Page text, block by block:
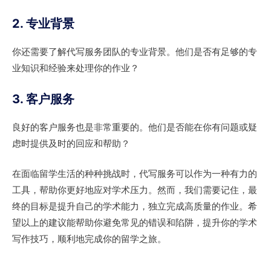
2. 专业背景
你还需要了解代写服务团队的专业背景。他们是否有足够的专
业知识和经验来处理你的作业？
3. 客户服务
良好的客户服务也是非常重要的。他们是否能在你有问题或疑
虑时提供及时的回应和帮助？
在面临留学生活的种种挑战时，代写服务可以作为一种有力的
工具，帮助你更好地应对学术压力。然而，我们需要记住，最
终的目标是提升自己的学术能力，独立完成高质量的作业。希
望以上的建议能帮助你避免常见的错误和陷阱，提升你的学术
写作技巧，顺利地完成你的留学之旅。